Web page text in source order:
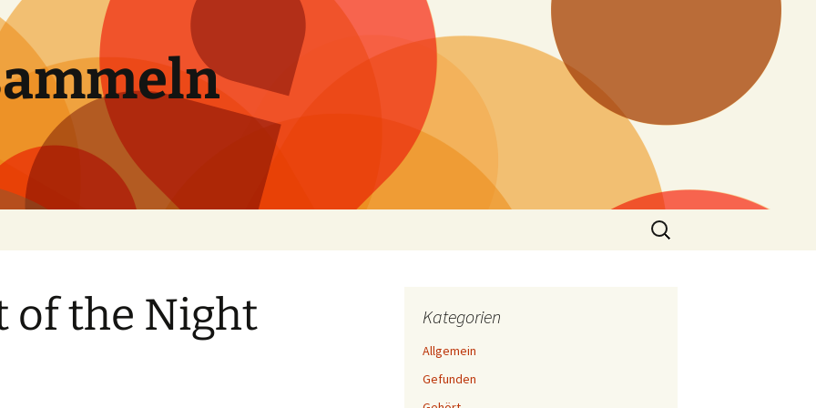
Suchen
nach:
of the Night Kategorien
Allgemein
Gefunden